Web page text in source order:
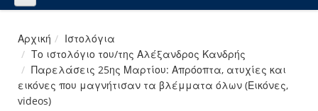
Αρχική
Ιστολόγια
Το ιστολόγιο του/της Αλέξανδρος Κανδρής
Παρελάσεις 25ης Μαρτίου: Απρόοπτα, ατυχίες και
εικόνες που μαγνήτισαν τα βλέμματα όλων (Εικόνες,
videos)